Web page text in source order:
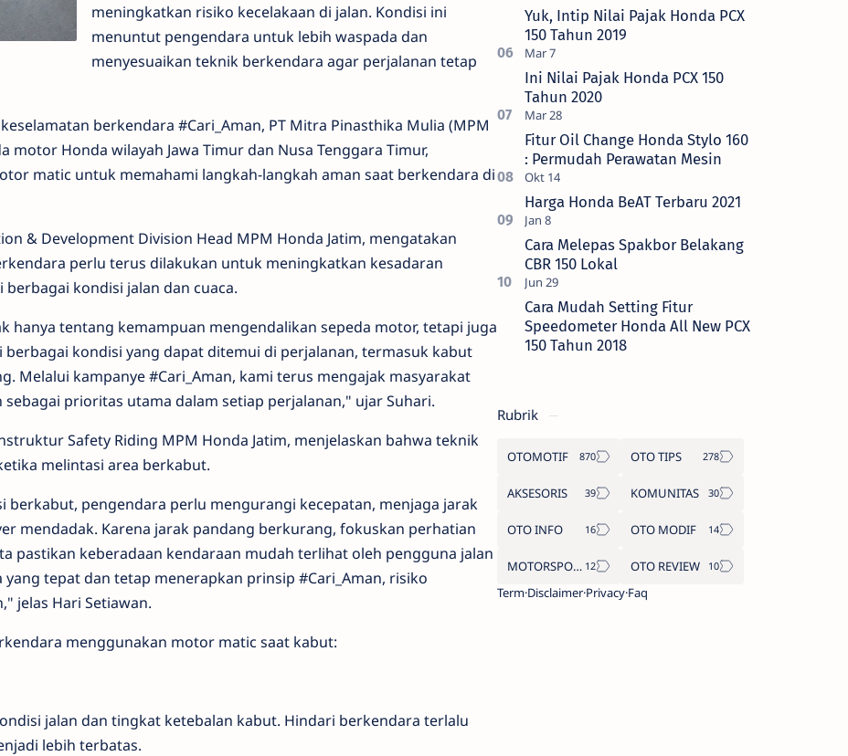
meningkatkan risiko kecelakaan di jalan. Kondisi ini
menuntut pengendara untuk lebih waspada dan
menyesuaikan teknik berkendara agar perjalanan tetap
berkendara #Cari_Aman, PT Mitra Pinasthika Mulia (MPM
motor Honda wilayah Jawa Timur dan Nusa Tenggara Timur,
matic untuk memahami langkah-langkah aman saat berkendara di
& Development Division Head MPM Honda Jatim, mengatakan
perlu terus dilakukan untuk meningkatkan kesadaran
kondisi jalan dan cuaca.
hanya tentang kemampuan mengendalikan sepeda motor, tetapi juga
berbagai kondisi yang dapat ditemui di perjalanan, termasuk kabut
Melalui kampanye #Cari_Aman, kami terus mengajak masyarakat
prioritas utama dalam setiap perjalanan," ujar Suhari.
Safety Riding MPM Honda Jatim, menjelaskan bahwa teknik
melintasi area berkabut.
berkabut, pengendara perlu mengurangi kecepatan, menjaga jarak
mendadak. Karena jarak pandang berkurang, fokuskan perhatian
pastikan keberadaan kendaraan mudah terlihat oleh pengguna jalan
tepat dan tetap menerapkan prinsip #Cari_Aman, risiko
jelas Hari Setiawan.
menggunakan motor matic saat kabut:
jalan dan tingkat ketebalan kabut. Hindari berkendara terlalu
lebih terbatas.
Yuk, Intip Nilai Pajak Honda PCX
150 Tahun 2019
Ini Nilai Pajak Honda PCX 150
Tahun 2020
Fitur Oil Change Honda Stylo 160
: Permudah Perawatan Mesin
Harga Honda BeAT Terbaru 2021
Cara Melepas Spakbor Belakang
CBR 150 Lokal
Cara Mudah Setting Fitur
Speedometer Honda All New PCX
150 Tahun 2018
Rubrik
OTOMOTIF OTO TIPS
AKSESORIS KOMUNITAS
OTO INFO OTO MODIF
MOTORSPORT
OTO REVIEW
TermDisclaimerPrivacyFaq